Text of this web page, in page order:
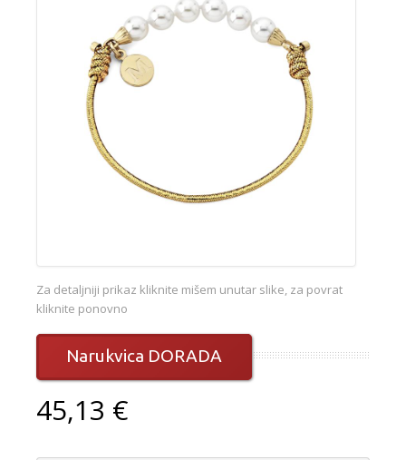
Za detaljniji prikaz kliknite mišem unutar slike, za povrat
kliknite ponovno
Narukvica DORADA
45,13 €